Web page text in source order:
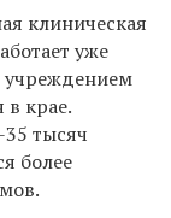
клиническая
уже
учреждением
в крае.
тысяч
более